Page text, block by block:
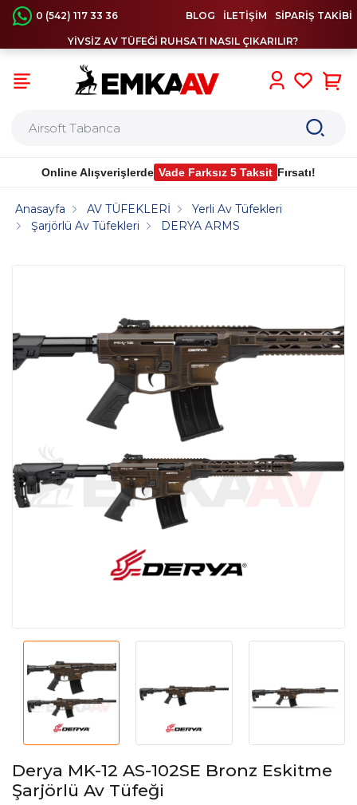
0 (542) 117 33 36 BLOG İLETİŞİM SİPARİŞ TAKİBİ
YİVSİZ AV TÜFEĞİ RUHSATI NASIL ÇIKARILIR?
Online Alışverişlerde Vade Farksız 5 Taksit Fırsatı!
Anasayfa AV TÜFEKLERİ
Yerli Av Tüfekleri
Şarjörlü Av Tüfekleri
DERYA ARMS
Derya MK-12 AS-102SE Bronz Eskitme
Şarjörlü Av Tüfeği